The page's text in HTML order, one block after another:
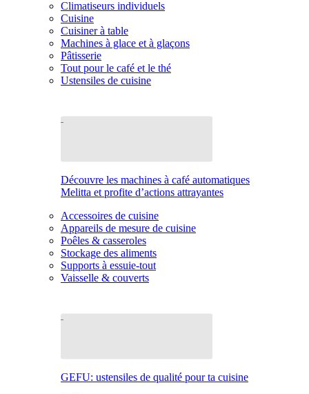
Climatiseurs individuels
Cuisine
Cuisiner à table
Machines à glace et à glaçons
Pâtisserie
Tout pour le café et le thé
Ustensiles de cuisine
Découvre les machines à café automatiques
Melitta et profite d’actions attrayantes
Accessoires de cuisine
Appareils de mesure de cuisine
Poêles & casseroles
Stockage des aliments
Supports à essuie-tout
Vaisselle & couverts
GEFU: ustensiles de qualité pour ta cuisine